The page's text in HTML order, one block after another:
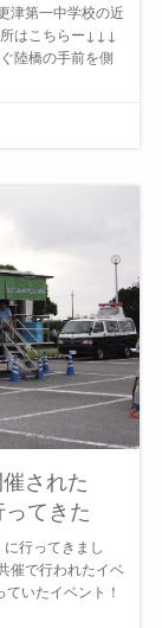
津第一中学校の近
はこちらー↓↓↓
陸橋の手前を側
された
てきた
行ってきまし
催で行われたイベ
いたイベント！